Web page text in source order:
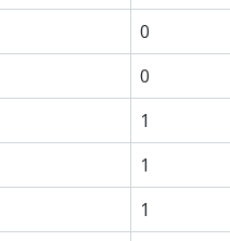
0
0
1
1
1